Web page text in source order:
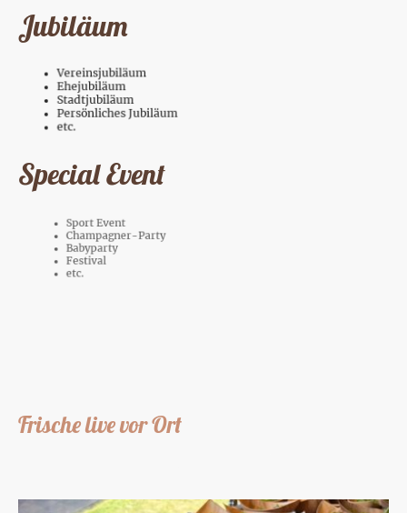
Jubiläum
Special Event
Vereinsjubiläum
Ehejubiläum
Stadtjubiläum
Persönliches Jubiläum
etc.
Sport Event
Champagner-Party
Babyparty
Festival
etc.
Frische live vor Ort